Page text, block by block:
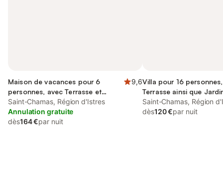
Maison de vacances pour 6
personnes, avec Terrasse et
Jardin ainsi que Piscine et Vue
9,6
Saint-Chamas, Région d'Istres
Annulation gratuite
dès164 €par nuit
Villa pour 16
Terrasse ainsi que
Saint-Chamas, Région
dès120 €par nuit